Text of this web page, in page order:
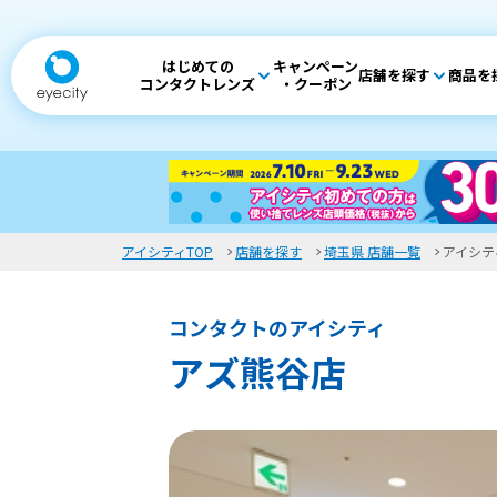
はじめての
コンタクトレンズ
キャンペーン
・クーポン 店舗を探す 商品を
アイシティTOP 店舗を探す 埼玉県 店舗一覧 アイシ
コンタクトのアイシティ
アズ熊谷店